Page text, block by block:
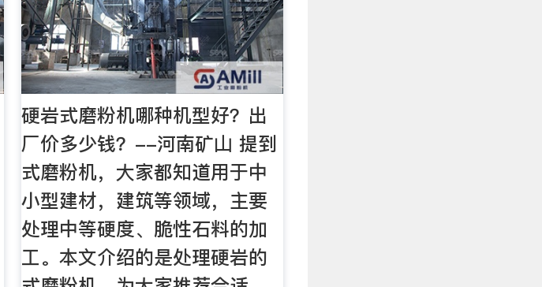
硬岩式磨粉机哪种机型好？出
厂价多少钱？--河南矿山 提到
式磨粉机，大家都知道用于中
小型建材，建筑等领域，主要
处理中等硬度、脆性石料的加
工。本文介绍的是处理硬岩的